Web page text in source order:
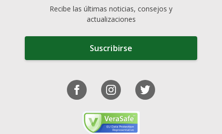
Recibe las últimas noticias, consejos y
actualizaciones
Suscribirse